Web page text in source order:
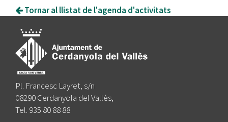
Tornar al llistat de l'agenda d'activitats
Pl. Francesc Layret, s/n
08290 Cerdanyola del Vallès,
Tel. 935 80 88 88